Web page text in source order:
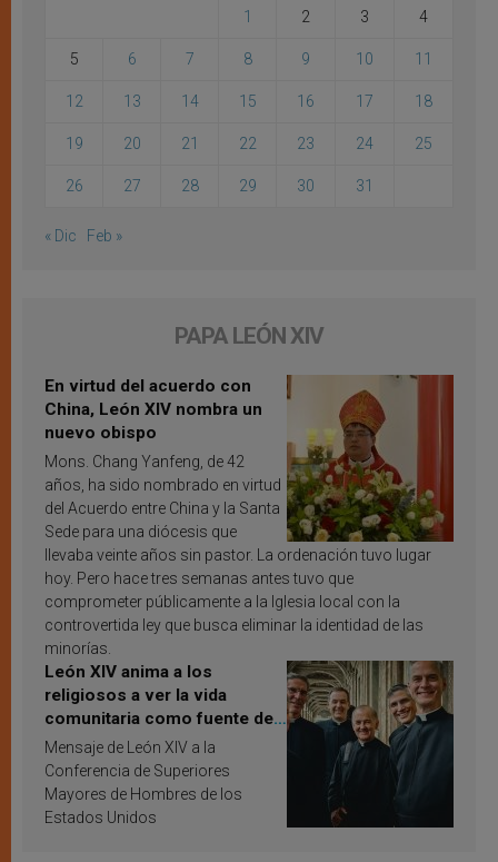
1 2 3 4
5 6 7 8 9 10 11
12 13 14 15 16 17 18
19 20 21 22 23 24 25
26 27 28 29 30 31
« Dic Feb »
PAPA LEÓN XIV
En virtud del acuerdo con
China, León XIV nombra un
nuevo obispo
Mons. Chang Yanfeng, de 42
años, ha sido nombrado en virtud
del Acuerdo entre China y la Santa
Sede para una diócesis que
llevaba veinte años sin pastor. La ordenación tuvo lugar
hoy. Pero hace tres semanas antes tuvo que
comprometer públicamente a la Iglesia local con la
controvertida ley que busca eliminar la identidad de las
minorías.
León XIV anima a los
religiosos a ver la vida
comunitaria como fuente de
inspiración y santificación
Mensaje de León XIV a la
Conferencia de Superiores
Mayores de Hombres de los
Estados Unidos